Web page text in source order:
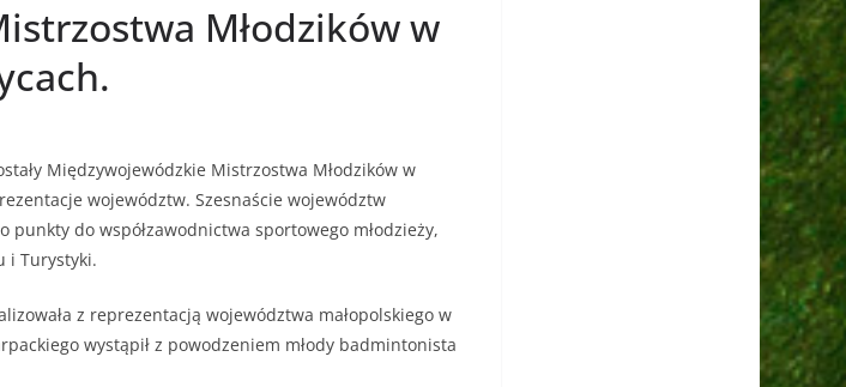
Młodzików w
Międzywojewódzkie Mistrzostwa Młodzików w
województw. Szesnaście województw
do współzawodnictwa sportowego młodzieży,
i Turystyki.
z reprezentacją województwa małopolskiego w
wystąpił z powodzeniem młody badmintonista